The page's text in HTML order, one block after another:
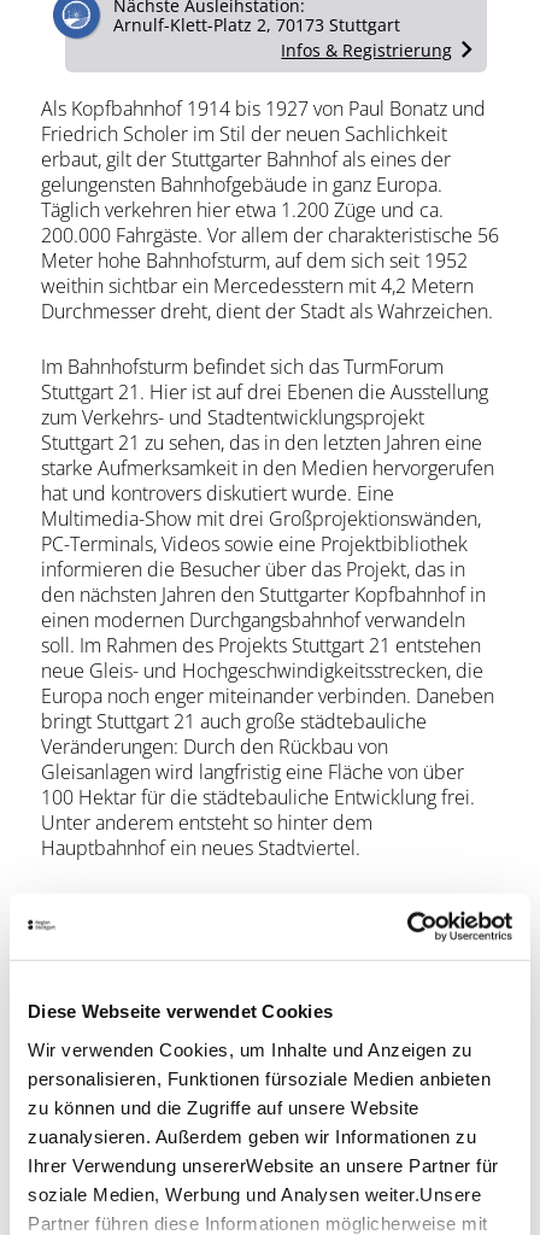
Diese Webseite verwendet Cookies
Wir verwenden Cookies, um Inhalte und Anzeigen zu
personalisieren, Funktionen fürsoziale Medien anbieten
zu können und die Zugriffe auf unsere Website
zuanalysieren. Außerdem geben wir Informationen zu
Ihrer Verwendung unsererWebsite an unsere Partner für
soziale Medien, Werbung und Analysen weiter.Unsere
Partner führen diese Informationen möglicherweise mit
Als Kopfbahnhof 1914 bis 1927 von Paul Bonatz und
Friedrich Scholer im Stil der neuen Sachlichkeit
erbaut, gilt der Stuttgarter Bahnhof als eines der
gelungensten Bahnhofgebäude in ganz Europa.
Täglich verkehren hier etwa 1.200 Züge und ca.
200.000 Fahrgäste. Vor allem der charakteristische 56
Meter hohe Bahnhofsturm, auf dem sich seit 1952
weithin sichtbar ein Mercedesstern mit 4,2 Metern
Durchmesser dreht, dient der Stadt als Wahrzeichen.
Im Bahnhofsturm befindet sich das TurmForum
Stuttgart 21. Hier ist auf drei Ebenen die Ausstellung
zum Verkehrs- und Stadtentwicklungsprojekt
Stuttgart 21 zu sehen, das in den letzten Jahren eine
starke Aufmerksamkeit in den Medien hervorgerufen
hat und kontrovers diskutiert wurde. Eine
Multimedia-Show mit drei Großprojektionswänden,
PC-Terminals, Videos sowie eine Projektbibliothek
informieren die Besucher über das Projekt, das in
den nächsten Jahren den Stuttgarter Kopfbahnhof in
einen modernen Durchgangsbahnhof verwandeln
soll. Im Rahmen des Projekts Stuttgart 21 entstehen
neue Gleis- und Hochgeschwindigkeitsstrecken, die
Europa noch enger miteinander verbinden. Daneben
bringt Stuttgart 21 auch große städtebauliche
Veränderungen: Durch den Rückbau von
Gleisanlagen wird langfristig eine Fläche von über
100 Hektar für die städtebauliche Entwicklung frei.
Unter anderem entsteht so hinter dem
Hauptbahnhof ein neues Stadtviertel.
Was bedeuten die Symbole?
Weitere Informationen
Rollstuhl steht zur Verfügung, Plätze für Menschen im
Rollstuhl, Gebärdensprach-Dolmetscher,
Blindenführhund erlaubt
Die Bahnhofsmission befindet sich an Gleis 16 am
Steg der zum Schlossgarten führt.
Nächste Ausleihstation:
Arnulf-Klett-Platz 2, 70173 Stuttgart
Infos & Registrierung